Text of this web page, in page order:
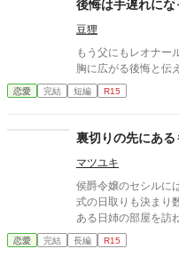
後悔は手遅れにな
豆狸
もう父にもレオナー
胸に広がる後悔と伝
恋愛 完結 短編 R15
裏切りの先にある
マツユキ
侯爵令嬢のセシルに
式の日取りも決まり
ある日姉の部屋を訪
かわしている所に遭
がセシルを幸せへと
恋愛 完結 長編 R15